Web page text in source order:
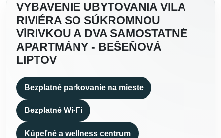
VYBAVENIE UBYTOVANIA VILA
RIVIÉRA SO SÚKROMNOU
VÍRIVKOU A DVA SAMOSTATNÉ
APARTMÁNY - BEŠEŇOVÁ
LIPTOV
Bezplatné parkovanie na mieste
Bezplatné Wi-Fi
Kúpeľné a wellness centrum